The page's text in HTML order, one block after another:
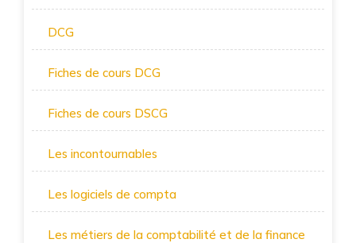
DCG
Fiches de cours DCG
Fiches de cours DSCG
Les incontournables
Les logiciels de compta
Les métiers de la comptabilité et de la finance